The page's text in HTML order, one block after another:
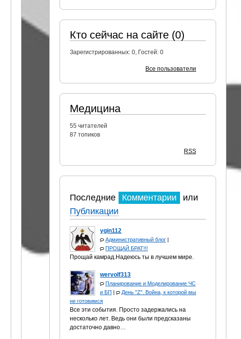
Кто сейчас на сайте (0)
Зарегистрированных: 0, Гостей: 0
Все пользователи
Медицина
55 читателей
87 топиков
RSS
Последние Комментарии
или
Публикации
ygin112
Административный блог |
ПРОЩАЙ БРАТ!!!
Прощай камрад.Надеюсь ты в лучшем мире.
wervolf313
Планирование и Моделирование ЧС
и БП |
День "Z". Война, к которой мы
не готовимся
Все эти события. Просто задержались на
несколько лет. Ведь они были предсказаны
достаточно давно…